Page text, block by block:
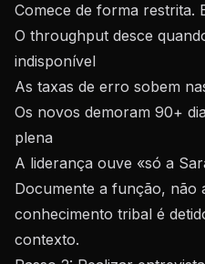
Comece de forma restrita.
O throughput desce
indisponível
As taxas de erro sobem
Os novos demoram 90+
plena
A liderança ouve «só a
Documente a função, não
conhecimento tribal é
contexto.